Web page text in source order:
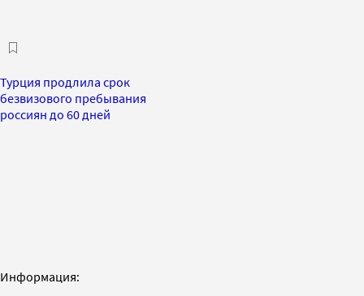
Турция продлила срок
безвизового пребывания
россиян до 60 дней
Информация: